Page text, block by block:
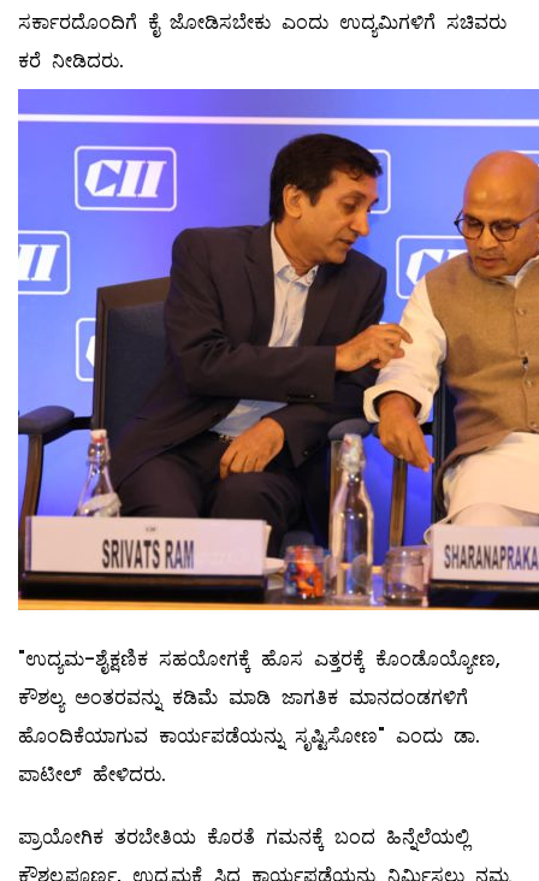
ಸರ್ಕಾರದೊಂದಿಗೆ ಕೈ ಜೋಡಿಸಬೇಕು ಎಂದು ಉದ್ಯಮಿಗಳಿಗೆ ಸಚಿವರು
ಕರೆ ನೀಡಿದರು.
"ಉದ್ಯಮ-ಶೈಕ್ಷಣಿಕ ಸಹಯೋಗಕ್ಕೆ ಹೊಸ ಎತ್ತರಕ್ಕೆ ಕೊಂಡೊಯ್ಯೋಣ,
ಕೌಶಲ್ಯ ಅಂತರವನ್ನು ಕಡಿಮೆ ಮಾಡಿ ಜಾಗತಿಕ ಮಾನದಂಡಗಳಿಗೆ
ಹೊಂದಿಕೆಯಾಗುವ ಕಾರ್ಯಪಡೆಯನ್ನು ಸೃಷ್ಟಿಸೋಣ" ಎಂದು ಡಾ.
ಪಾಟೀಲ್ ಹೇಳಿದರು.
ಪ್ರಾಯೋಗಿಕ ತರಬೇತಿಯ ಕೊರತೆ ಗಮನಕ್ಕೆ ಬಂದ ಹಿನ್ನೆಲೆಯಲ್ಲಿ